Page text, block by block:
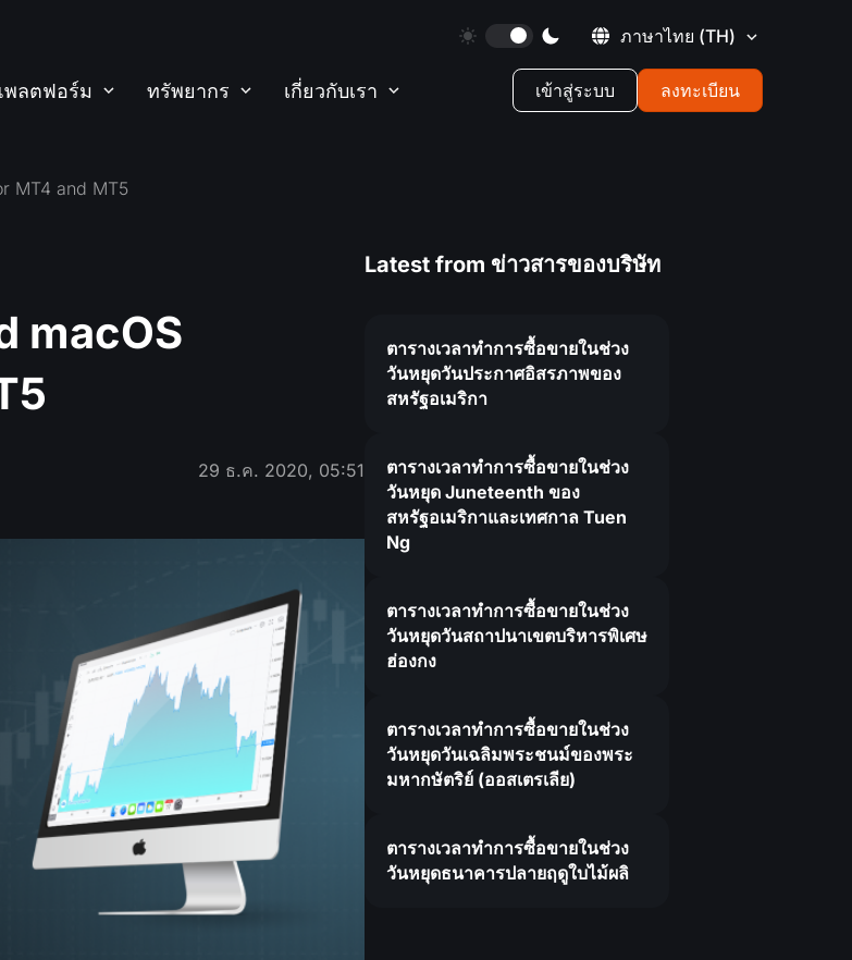
ภาษาไทย (TH)
พลตฟอร์ม ทรัพยากร เกี่ยวกับเรา เข้าสู่ระบบ ลงทะเบียน
MT4 and MT5
macOS
29 ธ.ค. 2020, 05:51
Latest from ข่าวสารของบริษัท
ตารางเวลาทำการซื้อขายในช่วง
วันหยุดวันประกาศอิสรภาพของ
สหรัฐอเมริกา
ตารางเวลาทำการซื้อขายในช่วง
วันหยุด Juneteenth ของ
สหรัฐอเมริกาและเทศกาล Tuen
Ng
ตารางเวลาทำการซื้อขายในช่วง
วันหยุดวันสถาปนาเขตบริหารพิเศษ
ฮ่องกง
ตารางเวลาทำการซื้อขายในช่วง
วันหยุดวันเฉลิมพระชนม์ของพระ
มหากษัตริย์ (ออสเตรเลีย)
ตารางเวลาทำการซื้อขายในช่วง
วันหยุดธนาคารปลายฤดูใบไม้ผลิ